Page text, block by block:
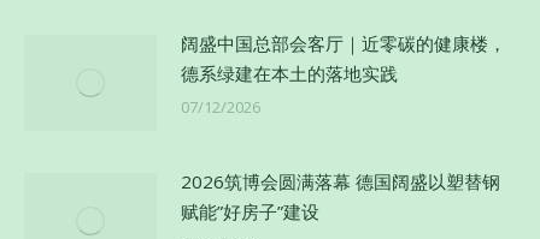
阔盛中国总部会客厅｜近零碳的健康楼，
德系绿建在本土的落地实践
07/12/2026
2026筑博会圆满落幕 德国阔盛以塑替钢
赋能”好房子”建设